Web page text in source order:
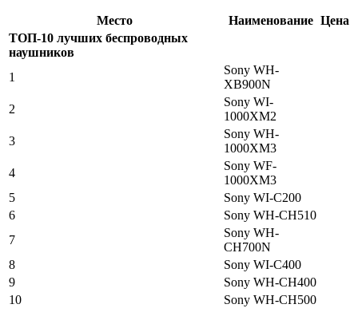
Место Наименование Цена
ТОП-10 лучших беспроводных
наушников
1
Sony WH-
XB900N
2
Sony WI-
1000XM2
3
Sony WH-
1000XM3
4
Sony WF-
1000XM3
5
Sony WI-C200
6
Sony WH-CH510
7
Sony WH-
CH700N
8
Sony WI-C400
9
Sony WH-CH400
10
Sony WH-CH500